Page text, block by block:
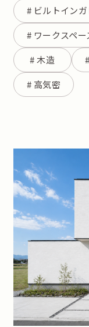
# ビルトイン
# ワークスペー
#木造 #
# 高気密